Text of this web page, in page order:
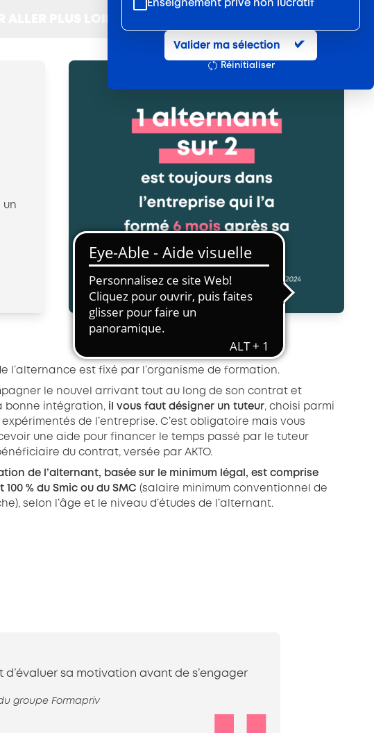
Enseignement privé non lucratif
Entretien et location textile
Hôtels, cafés, restaurants
Organismes de formation
Portage salarial
Restauration rapide
Services d'eau et d'assainissement
Travail mécanique du bois
Transport et travail aérien
Travail temporaire
Autres entreprises ressortissantes
Autre secteur
Valider ma sélection
Réinitialiser
un
l’alternance est fixé par l’organisme de formation.
le nouvel arrivant tout au long de son contrat et
bonne intégration,
il vous faut désigner un tuteur, choisi parmi
expérimentés de l’entreprise. C’est obligatoire mais vous
une aide pour financer le temps passé par le tuteur
du contrat, versée par AKTO.
de l’alternant, basée sur le minimum légal, est comprise
100 % du Smic ou du SMC (salaire minimum conventionnel de
selon l’âge et le niveau d’études de l’alternant.
sa motivation avant de s’engager
groupe Formapriv